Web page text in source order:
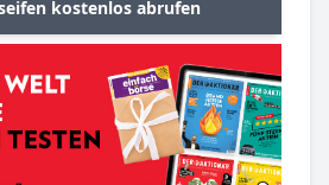
kostenlos abrufen